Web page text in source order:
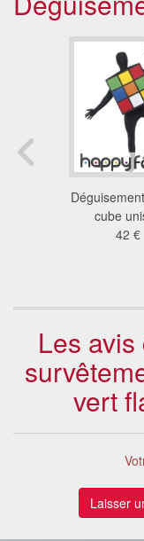
cube
42 €
Les
vert
Laisser